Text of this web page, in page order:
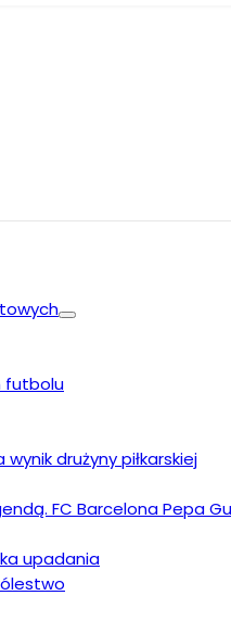
futbolu
drużyny piłkarskiej
FC Barcelona Pepa
upadania